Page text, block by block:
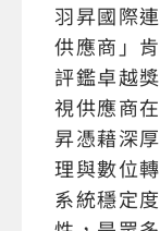
羽昇國際
供應商」
評鑑卓越
視供應商
昇憑藉深
理與數位
系統穩定